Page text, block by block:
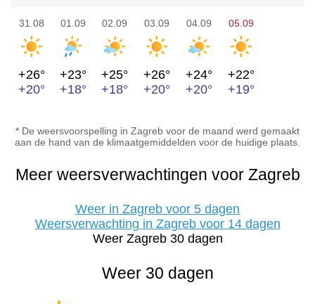
31.08
+26°
+20°
01.09
+23°
+18°
02.09
+25°
+18°
03.09
+26°
+20°
04.09
+24°
+20°
05.09
+22°
+19°
* De weersvoorspelling in Zagreb voor de maand werd gemaakt
aan de hand van de klimaatgemiddelden voor de huidige plaats.
Meer weersverwachtingen voor Zagreb
Weer in Zagreb voor 5 dagen
Weersverwachting in Zagreb voor 14 dagen
Weer Zagreb 30 dagen
Weer 30 dagen